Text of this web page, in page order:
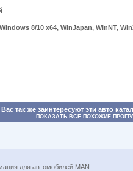
8/10 x64, WinJapan, WinNT,
так же заинтересуют эти авто
ПОКАЗАТЬ ВСЕ ПОХОЖИЕ
для автомобилей MAN